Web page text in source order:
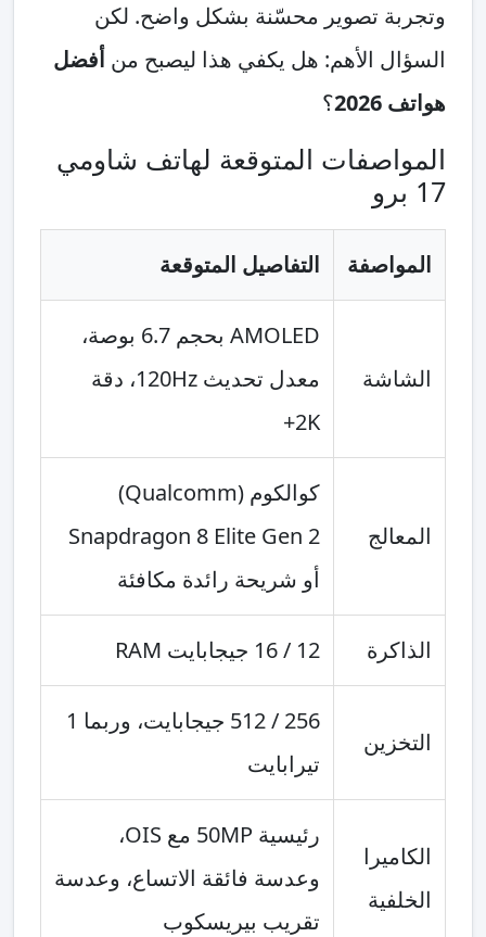
وتجربة تصوير محسّنة بشكل واضح. لكن
السؤال الأهم: هل يكفي هذا ليصبح من أفضل
هواتف 2026
؟
المواصفات المتوقعة لهاتف شاومي
17 برو
المواصفة التفاصيل المتوقعة
الشاشة
AMOLED بحجم 6.7 بوصة،
معدل تحديث 120Hz، دقة
2K+
المعالج
كوالكوم (Qualcomm)
Snapdragon 8 Elite Gen 2
أو شريحة رائدة مكافئة
الذاكرة 12 / 16 جيجابايت RAM
التخزين
256 / 512 جيجابايت، وربما 1
تيرابايت
الكاميرا
الخلفية
رئيسية 50MP مع OIS،
وعدسة فائقة الاتساع، وعدسة
تقريب بيريسكوب